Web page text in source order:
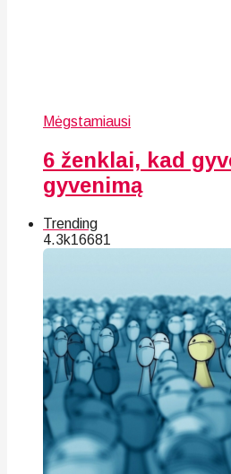
Mėgstamiausi
6 ženklai, kad
gyvenimą
Trending
4.3k16681